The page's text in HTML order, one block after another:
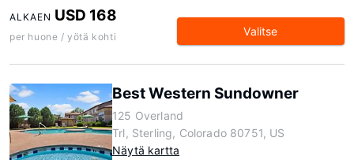
ALKAEN USD 168
per huone / yötä kohti Valitse
Best Western Sundowner
125 Overland
Trl, Sterling, Colorado 80751, US
Näytä kartta